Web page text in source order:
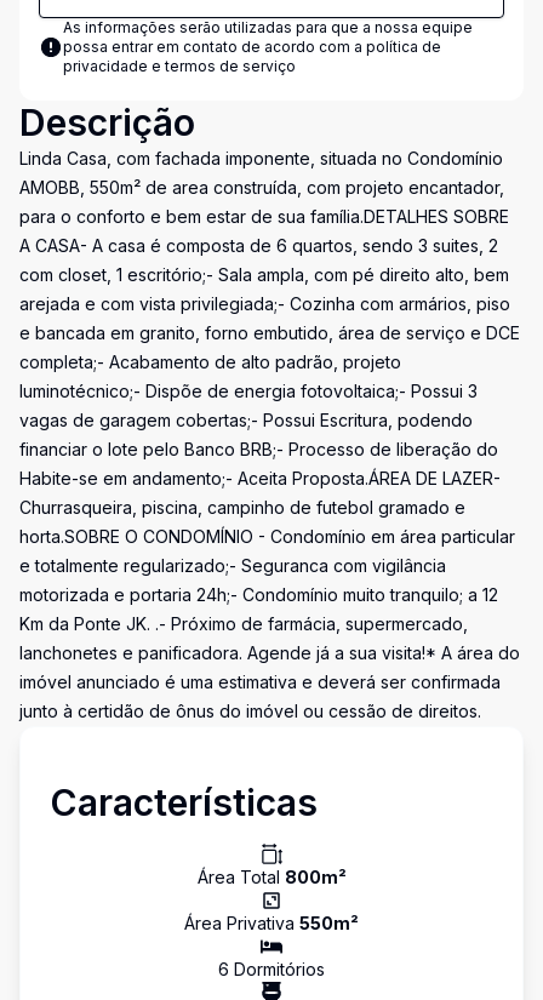
As informações serão utilizadas para que a nossa equipe
possa entrar em contato de acordo com a política de
privacidade e termos de serviço
Descrição
Linda Casa, com fachada imponente, situada no Condomínio
AMOBB, 550m² de area construída, com projeto encantador,
para o conforto e bem estar de sua família.DETALHES SOBRE
A CASA- A casa é composta de 6 quartos, sendo 3 suites, 2
com closet, 1 escritório;- Sala ampla, com pé direito alto, bem
arejada e com vista privilegiada;- Cozinha com armários, piso
e bancada em granito, forno embutido, área de serviço e DCE
completa;- Acabamento de alto padrão, projeto
luminotécnico;- Dispõe de energia fotovoltaica;- Possui 3
vagas de garagem cobertas;- Possui Escritura, podendo
financiar o lote pelo Banco BRB;- Processo de liberação do
Habite-se em andamento;- Aceita Proposta.ÁREA DE LAZER-
Churrasqueira, piscina, campinho de futebol gramado e
horta.SOBRE O CONDOMÍNIO - Condomínio em área particular
e totalmente regularizado;- Seguranca com vigilância
motorizada e portaria 24h;- Condomínio muito tranquilo; a 12
Km da Ponte JK. .- Próximo de farmácia, supermercado,
lanchonetes e panificadora. Agende já a sua visita!* A área do
imóvel anunciado é uma estimativa e deverá ser confirmada
junto à certidão de ônus do imóvel ou cessão de direitos.
Características
Área Total 800m²
Área Privativa 550m²
6 Dormitórios